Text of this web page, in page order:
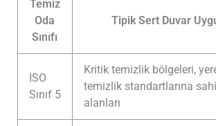
Temiz
Oda
Sınıfı
Tipik Sert Duvar
ISO
Sınıf 5
Kritik temizlik bölgeleri,
temizlik standartlarına
alanları